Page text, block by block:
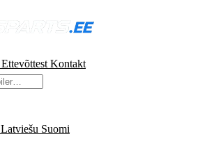
Ettevõttest Kontakt
Latviešu Suomi